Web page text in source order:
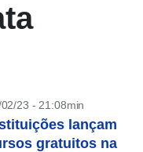
23 - 21:08min
lançam
gratuitos na